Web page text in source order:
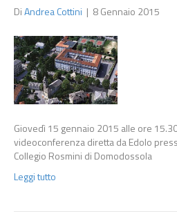
DiAndrea Cottini | 8 Gennaio 2015
Giovedì 15 gennaio 2015 alle ore
videoconferenza diretta da Edolo
Collegio Rosmini di Domodossola
Leggi tutto